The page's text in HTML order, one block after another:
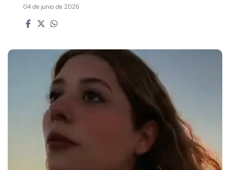
04 de junio de 2026